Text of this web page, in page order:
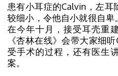
患有小耳症的Calvin，左耳
较细小，令他自小就很自
在今年十月，接受耳壳重
《杏林在线》会带大家细
受手术的过程，还有医生
案。